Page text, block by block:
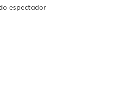
espectador